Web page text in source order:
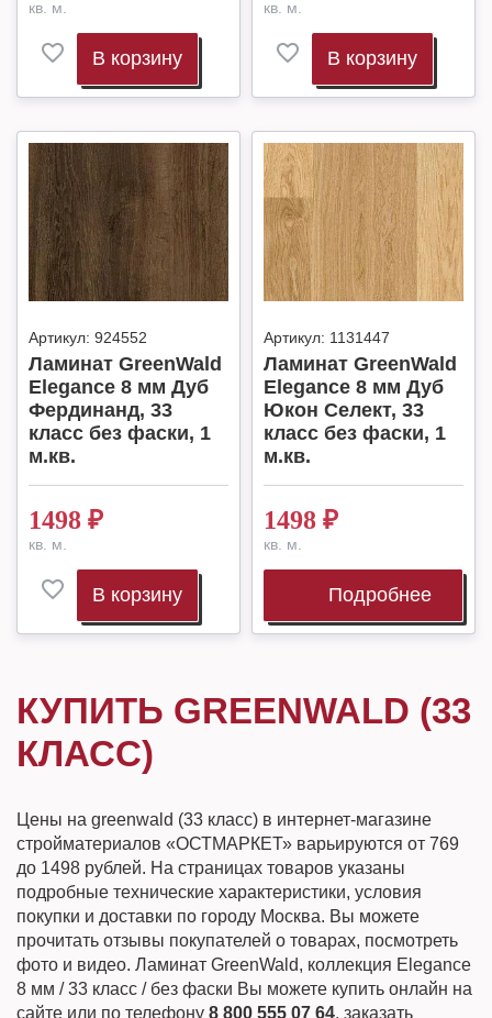
кв. м.
В корзину
кв. м.
В корзину
Артикул: 924552
Ламинат GreenWald
Elegance 8 мм Дуб
Фердинанд, 33
класс без фаски, 1
м.кв.
1498 ₽
кв. м.
В корзину
Артикул: 1131447
Ламинат GreenWald
Elegance 8 мм Дуб
Юкон Селект, 33
класс без фаски, 1
м.кв.
1498 ₽
кв. м.
Подробнее
КУПИТЬ GREENWALD (33
КЛАСС)
Цены на greenwald (33 класс) в интернет-магазине
стройматериалов «ОСТМАРКЕТ» варьируются от 769
до 1498 рублей. На страницах товаров указаны
подробные технические характеристики, условия
покупки и доставки по городу Москва. Вы можете
прочитать отзывы покупателей о товарах, посмотреть
фото и видео. Ламинат GreenWald, коллекция Elegance
8 мм / 33 класс / без фаски Вы можете купить онлайн на
сайте или по телефону 8 800 555 07 64, заказать